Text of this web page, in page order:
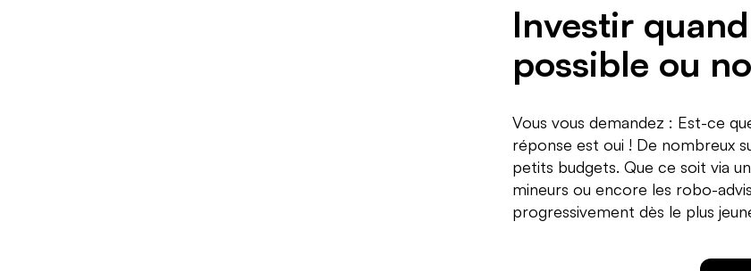
Investir
possible ou
Vous vous demandez : Est-ce
réponse est oui ! De nombreux
petits budgets. Que ce soit via
mineurs ou encore les robo-
progressivement dès le plus